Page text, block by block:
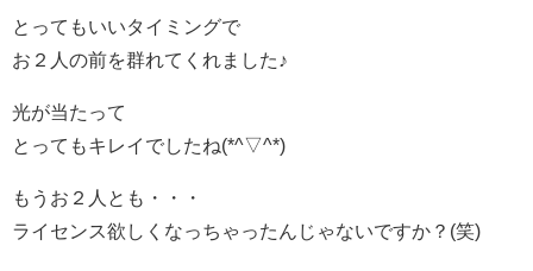
とってもいいタイミングで
お２人の前を群れてくれました♪
光が当たって
とってもキレイでしたね(*^▽^*)
もうお２人とも・・・
ライセンス欲しくなっちゃったんじゃないですか？(笑)